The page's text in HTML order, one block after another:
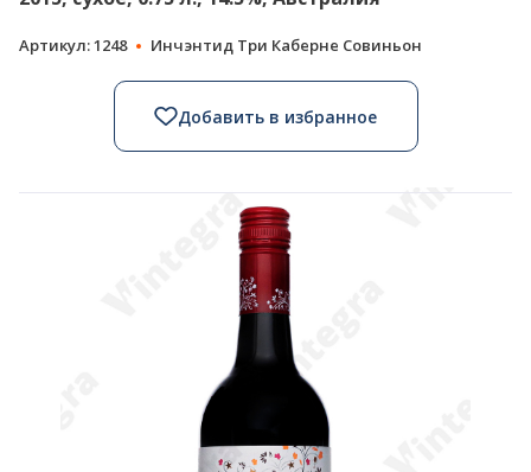
Артикул: 1248 Инчэнтид Три Каберне Совиньон
Добавить в избранное